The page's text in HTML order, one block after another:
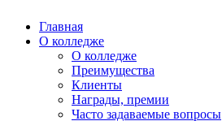
Главная
О колледже
О колледже
Преимущества
Клиенты
Награды, премии
Часто задаваемые вопросы